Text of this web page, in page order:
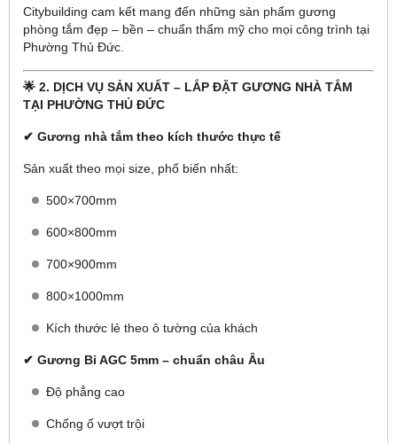
Citybuilding cam kết mang đến những sản phẩm gương
phòng tắm đẹp – bền – chuẩn thẩm mỹ cho mọi công trình tại
Phường Thủ Đức.
🌟 2. DỊCH VỤ SẢN XUẤT – LẮP ĐẶT GƯƠNG NHÀ TẮM
TẠI PHƯỜNG THỦ ĐỨC
✔ Gương nhà tắm theo kích thước thực tế
Sản xuất theo mọi size, phổ biến nhất:
500×700mm
600×800mm
700×900mm
800×1000mm
Kích thước lẻ theo ô tường của khách
✔ Gương Bỉ AGC 5mm – chuẩn châu Âu
Độ phẳng cao
Chống ố vượt trội